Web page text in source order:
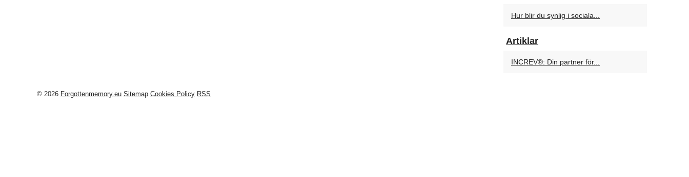
Hur blir du synlig i sociala...
Artiklar
INCREV®: Din partner för...
© 2026 Forgottenmemory.eu Sitemap Cookies Policy RSS